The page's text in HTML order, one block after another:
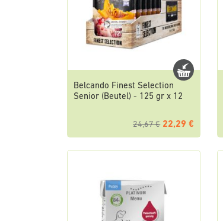
Belcando Finest Selection
Senior (Beutel) - 125 gr x 12
24,67 € 22,29 €